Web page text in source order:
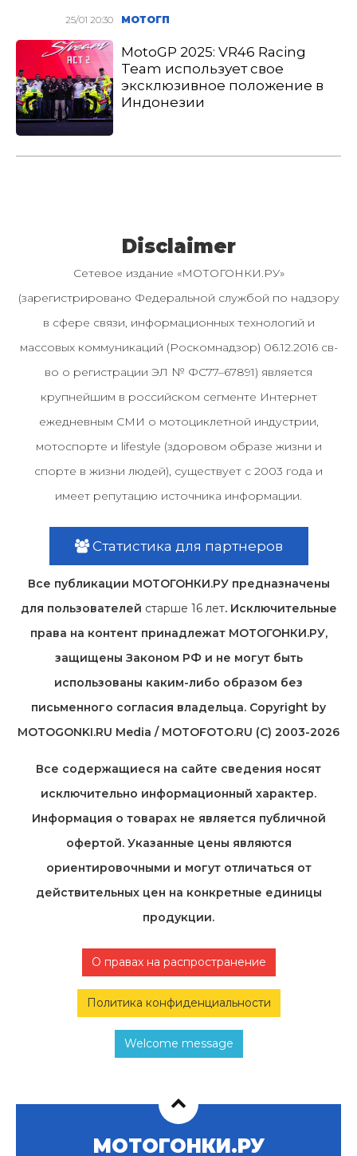
25/01 20:30 МОТОГП
MotoGP 2025: VR46 Racing
Team использует свое
эксклюзивное положение в
Индонезии
Disclaimer
Сетевое издание «МОТОГОНКИ.РУ»
(зарегистрировано Федеральной службой по надзору
в сфере связи, информационных технологий и
массовых коммуникаций (Роскомнадзор) 06.12.2016 св-
во о регистрации ЭЛ № ФС77–67891) является
крупнейшим в российском сегменте Интернет
ежедневным СМИ о мотоциклетной индустрии,
мотоспорте и lifestyle (здоровом образе жизни и
спорте в жизни людей), существует с 2003 года и
имеет репутацию источника информации.
Статистика для партнеров
Все публикации МОТОГОНКИ.РУ предназначены
для пользователей старше 16 лет. Исключительные
права на контент принадлежат МОТОГОНКИ.РУ,
защищены Законом РФ и не могут быть
использованы каким-либо образом без
письменного согласия владельца. Copyright by
MOTOGONKI.RU Media / MOTOFOTO.RU (C) 2003-2026
Все содержащиеся на cайте сведения носят
исключительно информационный характер.
Информация о товарах не является публичной
офертой. Указанные цены являются
ориентировочными и могут отличаться от
действительных цен на конкретные единицы
продукции.
О правах на распространение
Политика конфиденциальности
Welcome message
МОТОГОНКИ.РУ